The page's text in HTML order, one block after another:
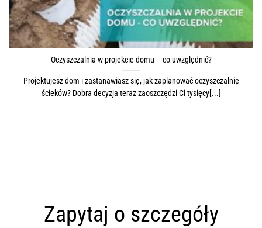
Oczyszczalnia w projekcie domu – co uwzględnić?
Projektujesz dom i zastanawiasz się, jak zaplanować oczyszczalnię
ścieków? Dobra decyzja teraz zaoszczędzi Ci tysięcy[...]
Zapytaj o szczegóły